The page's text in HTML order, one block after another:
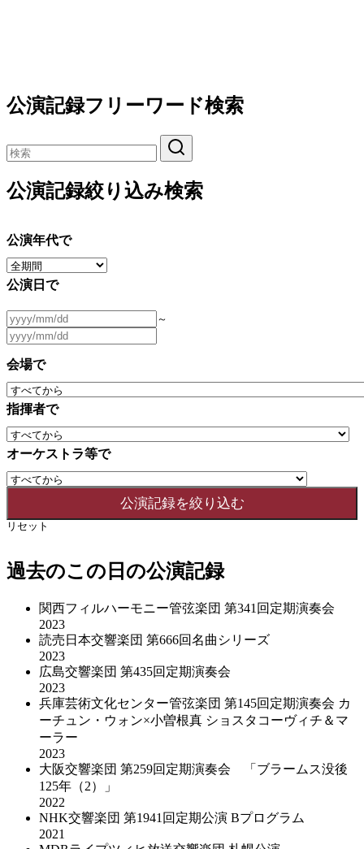
公演記録フリーワード検索
公演記録絞り込み検索
公演年代で
公演日で
～
会場で
指揮者で
オーケストラ等で
リセット
過去のこの日の公演記録
関西フィルハーモニー管弦楽団 第341回定期演奏会
2023
読売日本交響楽団 第666回名曲シリーズ
2023
広島交響楽団 第435回定期演奏会
2023
兵庫芸術文化センター管弦楽団 第145回定期演奏会 カ
ーチュン・ウォン×小曽根真 ショスタコーヴィチ＆マ
ーラー
2023
大阪交響楽団 第259回定期演奏会 「ブラームス没後
125年（2）」
2022
NHK交響楽団 第1941回定期公演 Bプログラム
2021